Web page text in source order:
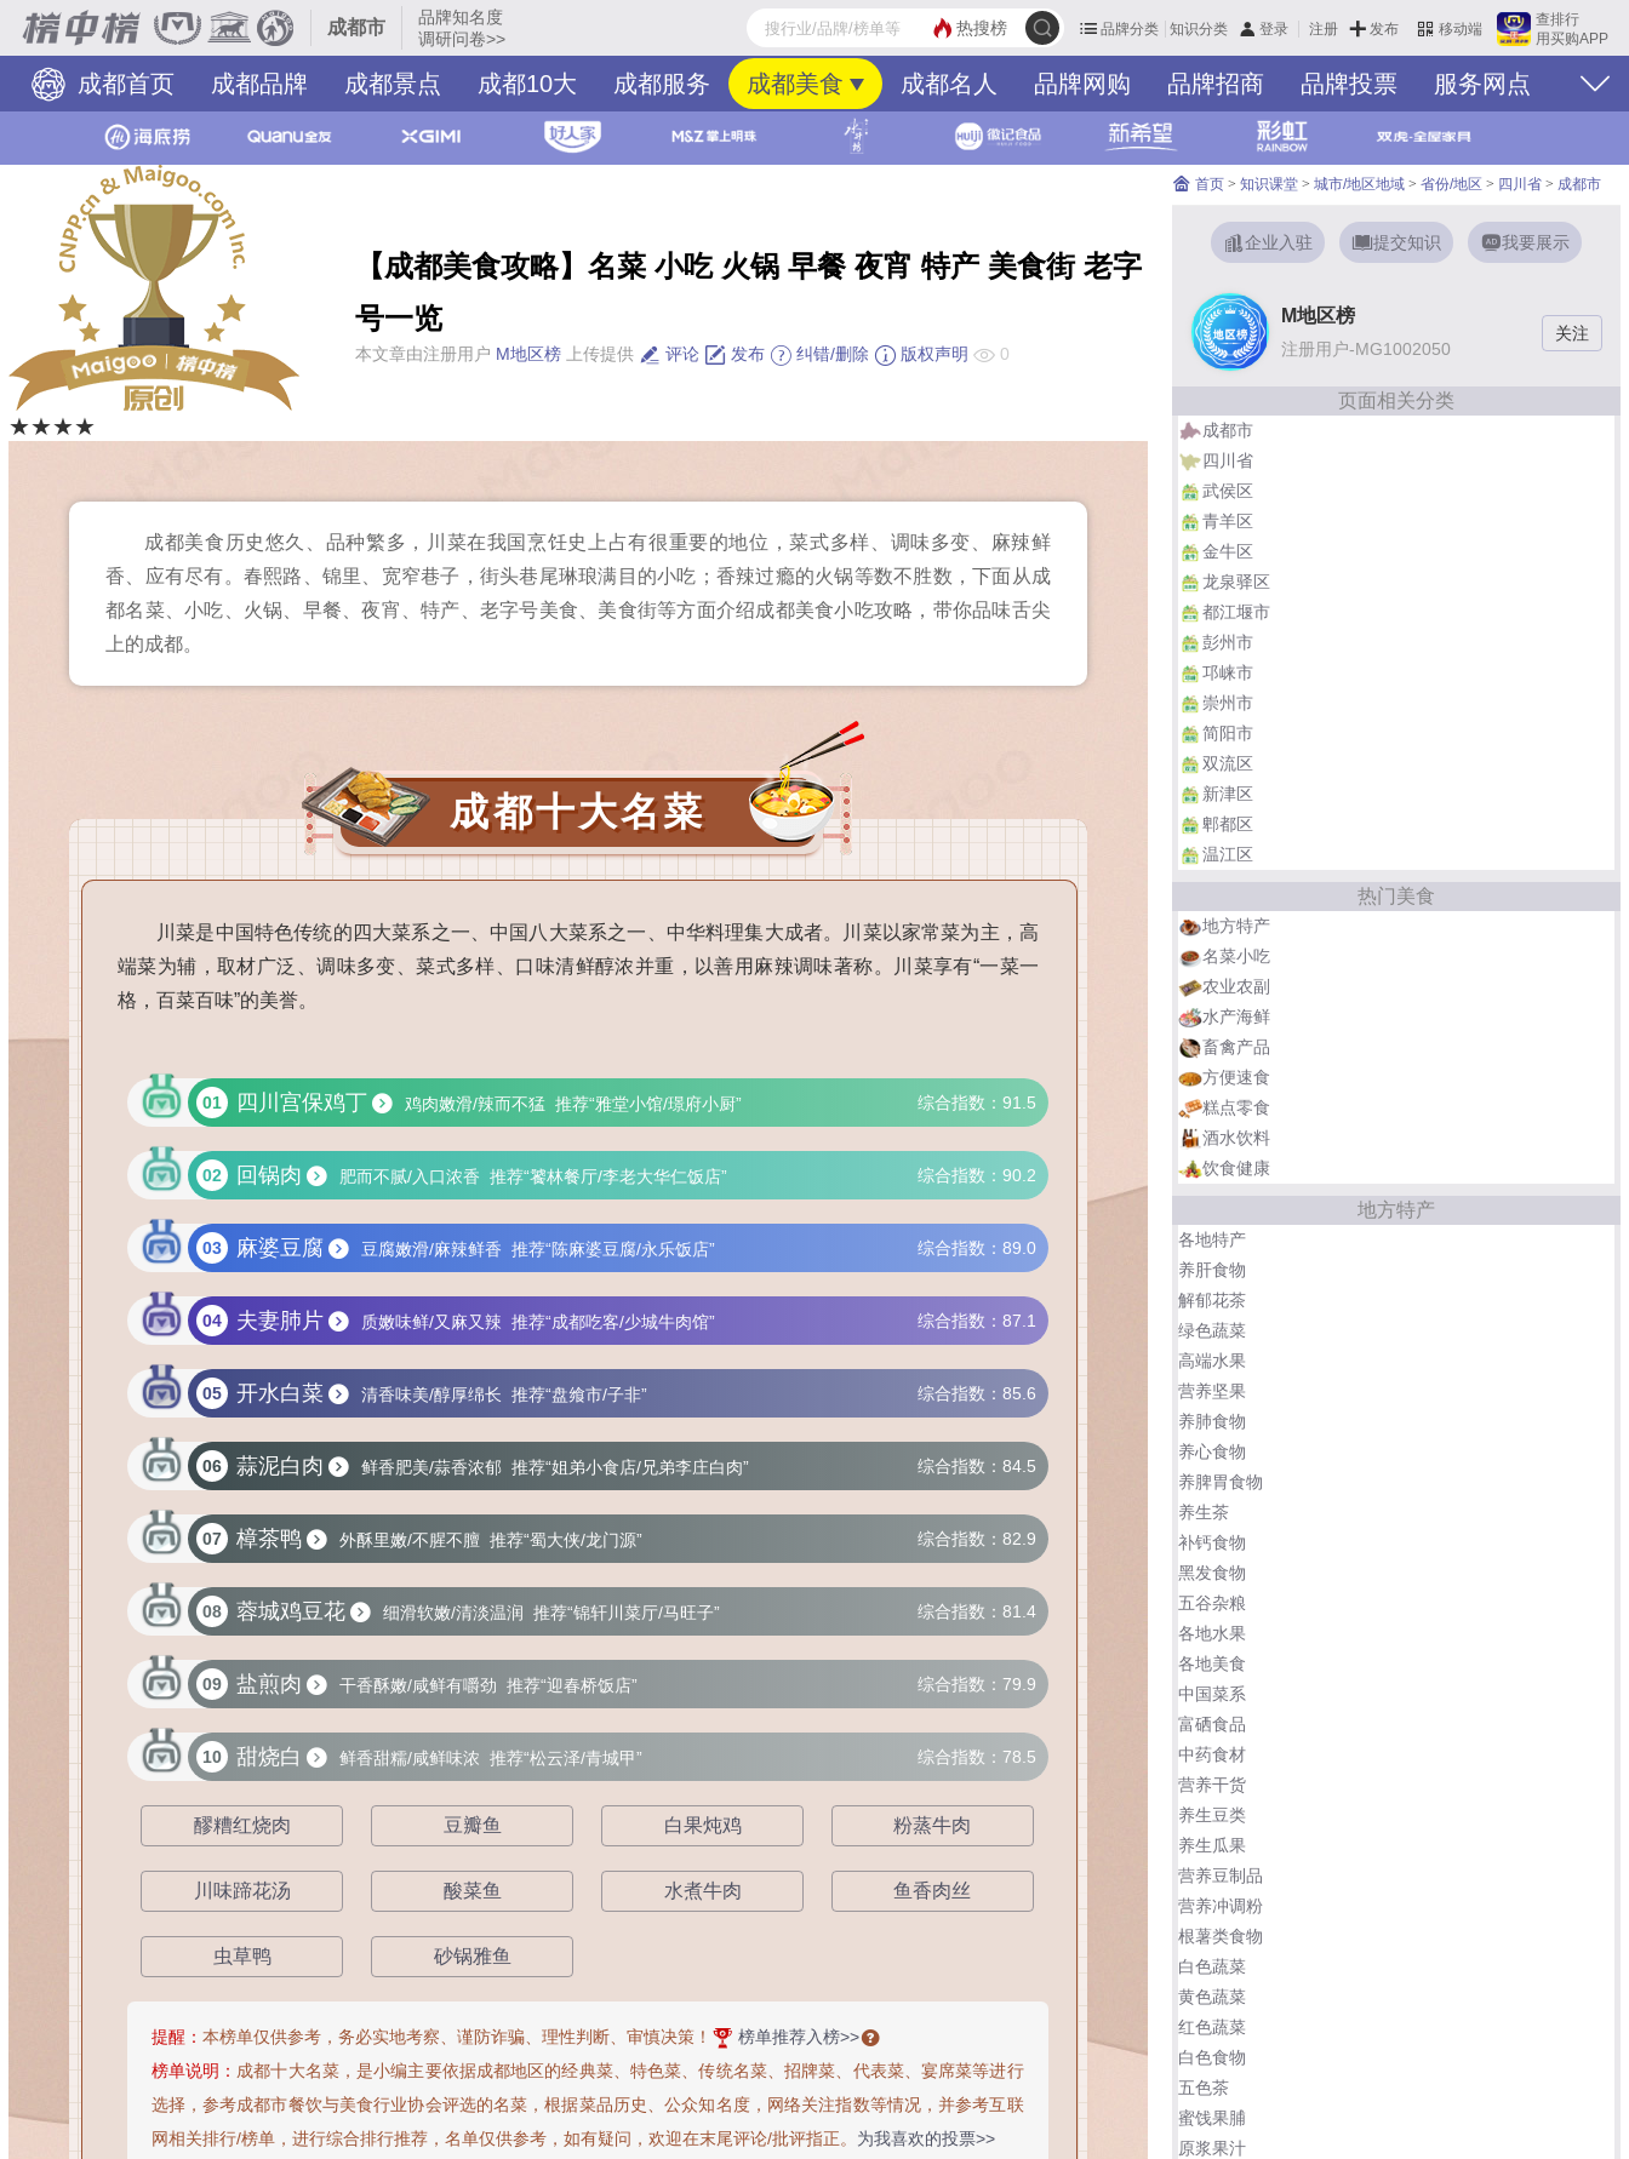
成都市
品牌知名度
调研问卷>>
品牌分类 知识分类 登录 注册 发布 移动端
查排行
用买购APP
热搜榜
成都首页 成都品牌 成都景点 成都10大 成都服务 成都美食 成都名人 品牌网购 品牌招商 品牌投票 服务网点
我想代理
成都市十大品牌
★★★★
【成都美食攻略】名菜 小吃 火锅 早餐 夜宵 特产 美食街 老字
号一览
本文章由注册用户 M地区榜 上传提供 评论 发布 纠错/删除 版权声明 0
成都美食历史悠久、品种繁多，川菜在我国烹饪史上占有很重要的地位，菜式多样、调味多变、麻辣鲜
香、应有尽有。春熙路、锦里、宽窄巷子，街头巷尾琳琅满目的小吃；香辣过瘾的火锅等数不胜数，下面从成
都名菜、小吃、火锅、早餐、夜宵、特产、老字号美食、美食街等方面介绍成都美食小吃攻略，带你品味舌尖
上的成都。
成都十大名菜
川菜是中国特色传统的四大菜系之一、中国八大菜系之一、中华料理集大成者。川菜以家常菜为主，高
端菜为辅，取材广泛、调味多变、菜式多样、口味清鲜醇浓并重，以善用麻辣调味著称。川菜享有“一菜一
格，百菜百味”的美誉。
01 四川宫保鸡丁 鸡肉嫩滑/辣而不猛 推荐“雅堂小馆/璟府小厨” 综合指数：91.5
02 回锅肉 肥而不腻/入口浓香 推荐“饕林餐厅/李老大华仁饭店” 综合指数：90.2
03 麻婆豆腐 豆腐嫩滑/麻辣鲜香 推荐“陈麻婆豆腐/永乐饭店” 综合指数：89.0
04 夫妻肺片 质嫩味鲜/又麻又辣 推荐“成都吃客/少城牛肉馆” 综合指数：87.1
05 开水白菜 清香味美/醇厚绵长 推荐“盘飨市/子非” 综合指数：85.6
06 蒜泥白肉 鲜香肥美/蒜香浓郁 推荐“姐弟小食店/兄弟李庄白肉” 综合指数：84.5
07 樟茶鸭 外酥里嫩/不腥不膻 推荐“蜀大侠/龙门源” 综合指数：82.9
08 蓉城鸡豆花 细滑软嫩/清淡温润 推荐“锦轩川菜厅/马旺子” 综合指数：81.4
09 盐煎肉 干香酥嫩/咸鲜有嚼劲 推荐“迎春桥饭店” 综合指数：79.9
10 甜烧白 鲜香甜糯/咸鲜味浓 推荐“松云泽/青城甲” 综合指数：78.5
醪糟红烧肉 豆瓣鱼 白果炖鸡 粉蒸牛肉
川味蹄花汤 酸菜鱼 水煮牛肉 鱼香肉丝
虫草鸭 砂锅雅鱼
提醒： 本榜单仅供参考，务必实地考察、谨防诈骗、理性判断、审慎决策！
榜单推荐入榜>>
榜单说明： 成都十大名菜，是小编主要依据成都地区的经典菜、特色菜、传统名菜、招牌菜、代表菜、宴席菜等进行
选择，参考成都市餐饮与美食行业协会评选的名菜，根据菜品历史、公众知名度，网络关注指数等情况，并参考互联
网相关排行/榜单，进行综合排行推荐，名单仅供参考，如有疑问，欢迎在末尾评论/批评指正。 为我喜欢的投票>>
首页 > 知识课堂 > 城市/地区地域 > 省份/地区 > 四川省 > 成都市
企业入驻 提交知识 我要展示
M地区榜
注册用户-MG1002050
页面相关分类
成都市
四川省
武侯区
青羊区
金牛区
龙泉驿区
都江堰市
彭州市
邛崃市
崇州市
简阳市
双流区
新津区
郫都区
温江区
热门美食
地方特产
名菜小吃
农业农副
水产海鲜
畜禽产品
方便速食
糕点零食
酒水饮料
饮食健康
地方特产
各地特产
养肝食物
解郁花茶
绿色蔬菜
高端水果
营养坚果
养肺食物
养心食物
养脾胃食物
养生茶
补钙食物
黑发食物
五谷杂粮
各地水果
各地美食
中国菜系
富硒食品
中药食材
营养干货
养生豆类
养生瓜果
营养豆制品
营养冲调粉
根薯类食物
白色蔬菜
黄色蔬菜
红色蔬菜
白色食物
五色茶
蜜饯果脯
原浆果汁